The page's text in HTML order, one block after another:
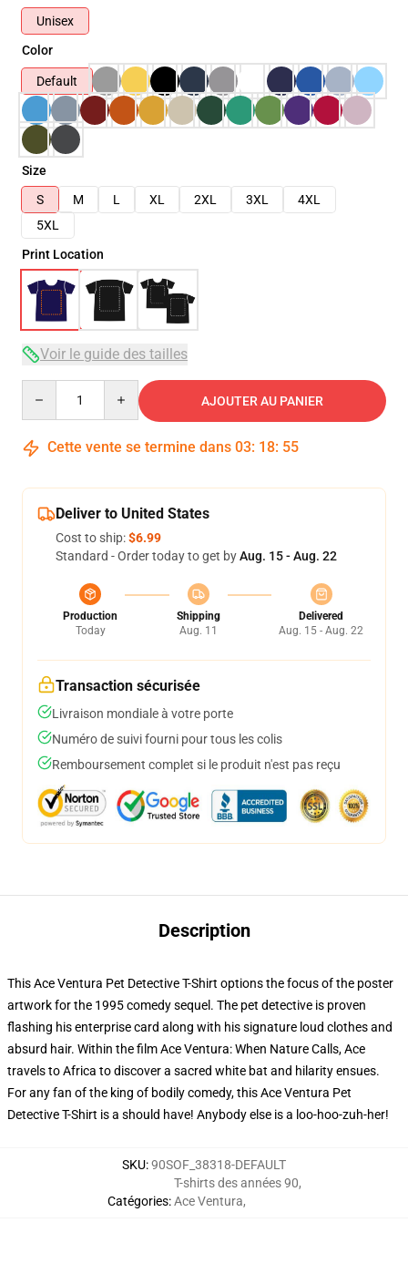
Unisex
Color
Default
Size
S
M L XL 2XL 3XL
4XL
5XL
Print Location
Voir le guide des tailles
AJOUTER AU PANIER
Cette vente se termine dans 03: 18: 54
Deliver to United States
Cost to ship:$6.99
Standard - Order today to get byAug. 15 - Aug. 22
Production
Today
Shipping
Aug. 11
Delivered
Aug. 15 - Aug. 22
Transaction sécurisée
Livraison mondiale à votre porte
Numéro de suivi fourni pour tous les colis
Remboursement complet si le produit n'est pas reçu
Description
This Ace Ventura Pet Detective T-Shirt options the focus of the poster
artwork for the 1995 comedy sequel. The pet detective is proven
flashing his enterprise card along with his signature loud clothes and
absurd hair. Within the film Ace Ventura: When Nature Calls, Ace
travels to Africa to discover a sacred white bat and hilarity ensues.
For any fan of the king of bodily comedy, this Ace Ventura Pet
Detective T-Shirt is a should have! Anybody else is a loo-hoo-zuh-her!
SKU:90SOF_38318-DEFAULT
Catégories:
T-shirts des années 90,
Ace Ventura,